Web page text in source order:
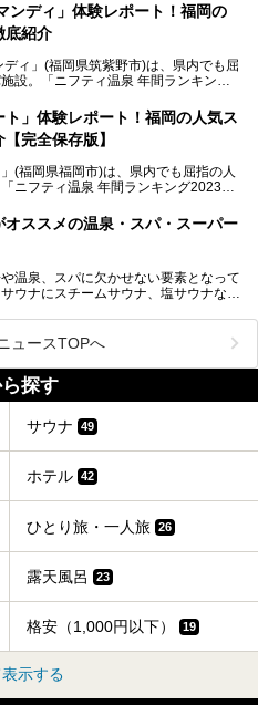
パー銭湯も多種多彩。玄界灘を眺めら
のスーパー銭湯から、繁華街近くのレ
挙ご紹介します。
ンディ」体験レポート！福岡の
底紹介
ディ」(福岡県筑紫野市)は、県内でも屈
設。「ニフティ温泉 年間ランキング2
ます。
ィ温泉ライターである筆者が現地訪
ランを体験し、それらの全貌を徹底紹
ト」体験レポート！福岡の人気ス
完全保存版】
」(福岡県福岡市)は、県内でも屈指の人
ニフティ温泉 年間ランキング2023」
ます。
ィ温泉ライターである筆者が現地体
設・グルメ・その他施設まで、多彩な
介します！
オススメの温泉・スパ・スーパー
温泉、スパに欠かせない要素となって
ウナにスチームサウナ、塩サウナな
ど、心ゆくまで楽しむためのサービス
くみられます。
こだわった、福岡県内のオススメ温
紹介したいと思います！
ュースTOPへ
探す
サウナ 49
ホテル 42
ひとり旅・一人旅 26
露天風呂 23
格安（1,000円以下） 19
示する